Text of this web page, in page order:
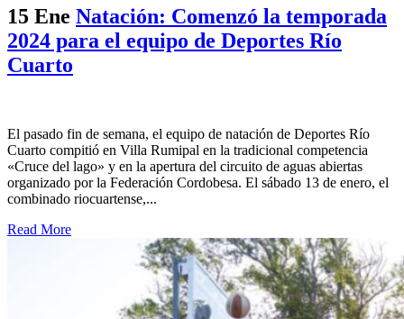
15 Ene Natación: Comenzó la temporada
2024 para el equipo de Deportes Río
Cuarto
El pasado fin de semana, el equipo de natación de Deportes Río
Cuarto compitió en Villa Rumipal en la tradicional competencia
«Cruce del lago» y en la apertura del circuito de aguas abiertas
organizado por la Federación Cordobesa. El sábado 13 de enero, el
combinado riocuartense,...
Read More